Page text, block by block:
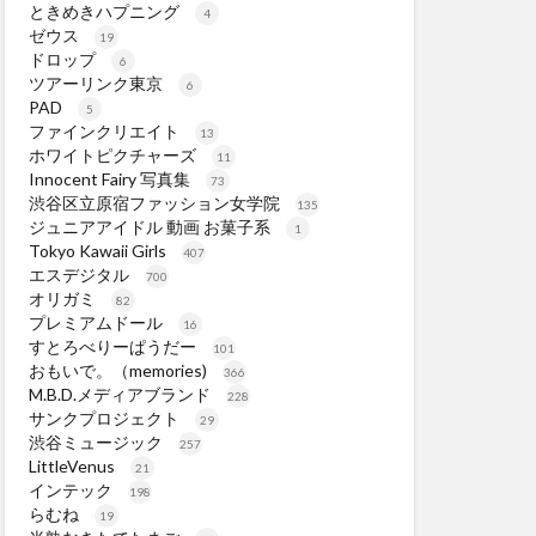
ときめきハプニング 4
ゼウス 19
ドロップ 6
ツアーリンク東京 6
PAD 5
ファインクリエイト 13
ホワイトピクチャーズ 11
Innocent Fairy 写真集 73
渋谷区立原宿ファッション女学院 135
ジュニアアイドル 動画 お菓子系 1
Tokyo Kawaii Girls 407
エスデジタル 700
オリガミ 82
プレミアムドール 16
すとろべりーぱうだー 101
おもいで。（memories) 366
M.B.D.メディアブランド 228
サンクプロジェクト 29
渋谷ミュージック 257
LittleVenus 21
インテック 198
らむね 19